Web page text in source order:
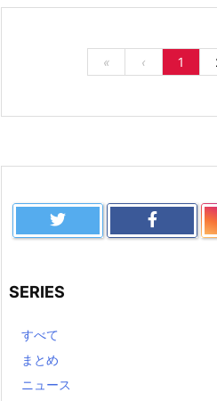
« ‹ 1
SERIES
すべて
まとめ
ニュース